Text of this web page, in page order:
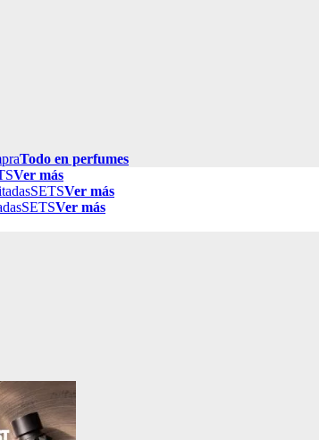
Todo en perfumes
Ver más
SETSVer más
SETSVer más